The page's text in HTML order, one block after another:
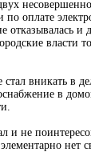
оплате
отказывалась и
власти
вникать в
в
и не
нет